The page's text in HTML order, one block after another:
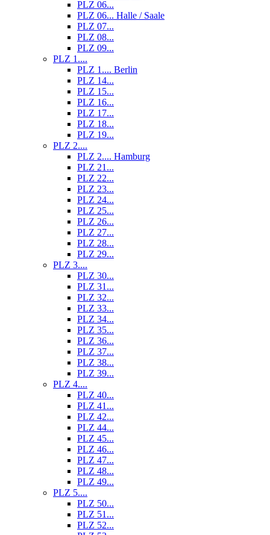
PLZ 06...
PLZ 06... Halle / Saale
PLZ 07...
PLZ 08...
PLZ 09...
PLZ 1....
PLZ 1.... Berlin
PLZ 14...
PLZ 15...
PLZ 16...
PLZ 17...
PLZ 18...
PLZ 19...
PLZ 2....
PLZ 2.... Hamburg
PLZ 21...
PLZ 22...
PLZ 23...
PLZ 24...
PLZ 25...
PLZ 26...
PLZ 27...
PLZ 28...
PLZ 29...
PLZ 3....
PLZ 30...
PLZ 31...
PLZ 32...
PLZ 33...
PLZ 34...
PLZ 35...
PLZ 36...
PLZ 37...
PLZ 38...
PLZ 39...
PLZ 4....
PLZ 40...
PLZ 41...
PLZ 42...
PLZ 44...
PLZ 45...
PLZ 46...
PLZ 47...
PLZ 48...
PLZ 49...
PLZ 5....
PLZ 50...
PLZ 51...
PLZ 52...